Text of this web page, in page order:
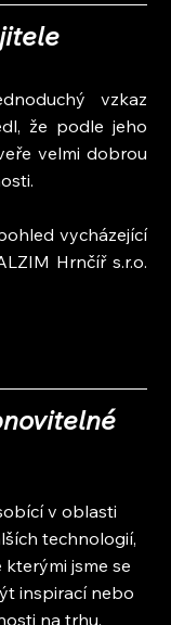
vzkaz
že podle jeho
velmi dobrou
vycházející
Hrnčíř s.r.o.
v oblasti
technologií,
jsme se
inspirací nebo
na trhu.